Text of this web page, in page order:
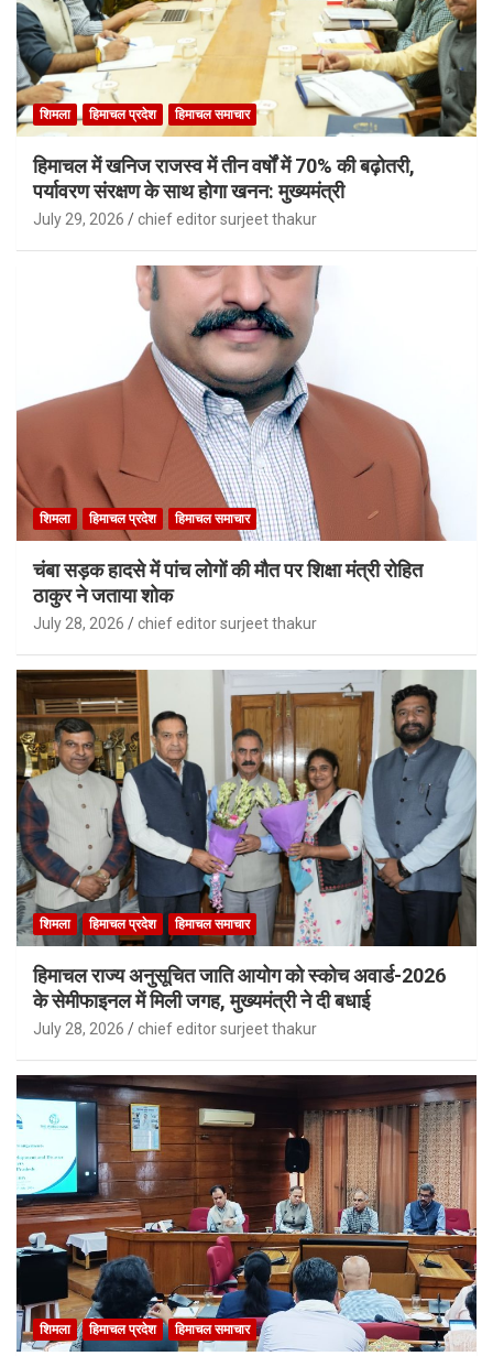
शिमला हिमाचल प्रदेश हिमाचल समाचार
हिमाचल में खनिज राजस्व में तीन वर्षों में 70% की बढ़ोतरी,
पर्यावरण संरक्षण के साथ होगा खनन: मुख्यमंत्री
July 29, 2026 chief editor surjeet thakur
शिमला हिमाचल प्रदेश हिमाचल समाचार
चंबा सड़क हादसे में पांच लोगों की मौत पर शिक्षा मंत्री रोहित
ठाकुर ने जताया शोक
July 28, 2026 chief editor surjeet thakur
शिमला हिमाचल प्रदेश हिमाचल समाचार
हिमाचल राज्य अनुसूचित जाति आयोग को स्कोच अवार्ड-2026
के सेमीफाइनल में मिली जगह, मुख्यमंत्री ने दी बधाई
July 28, 2026 chief editor surjeet thakur
शिमला हिमाचल प्रदेश हिमाचल समाचार